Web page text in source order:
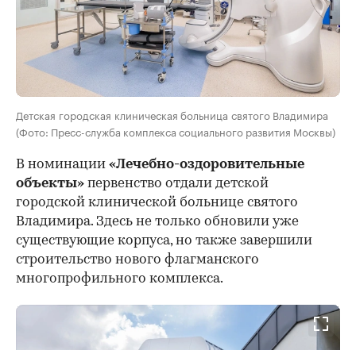
Детская городская клиническая больница святого Владимира
(Фото: Пресс-служба комплекса социального развития Москвы)
В номинации «Лечебно-оздоровительные
объекты» первенство отдали детской
городской клинической больнице святого
Владимира. Здесь не только обновили уже
существующие корпуса, но также завершили
строительство нового флагманского
многопрофильного комплекса.